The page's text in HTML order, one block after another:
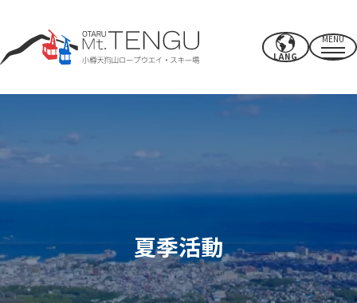
LANG
MENU
夏季活動
CAFE & SHOP
其他的
夏季活動